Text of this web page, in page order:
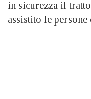
in sicurezza il
assistito le